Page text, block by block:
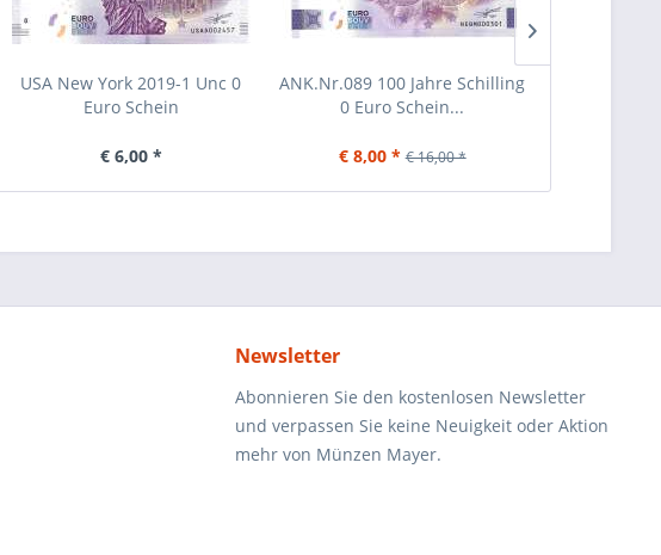
USA New York 2019-1 Unc 0
Euro Schein
€ 6,00 *
ANK.Nr.089 100 Jahre Schilling
0 Euro Schein...
€ 8,00 * € 16,00 *
Newsletter
Abonnieren Sie den kostenlosen Newsletter
und verpassen Sie keine Neuigkeit oder Aktion
mehr von Münzen Mayer.